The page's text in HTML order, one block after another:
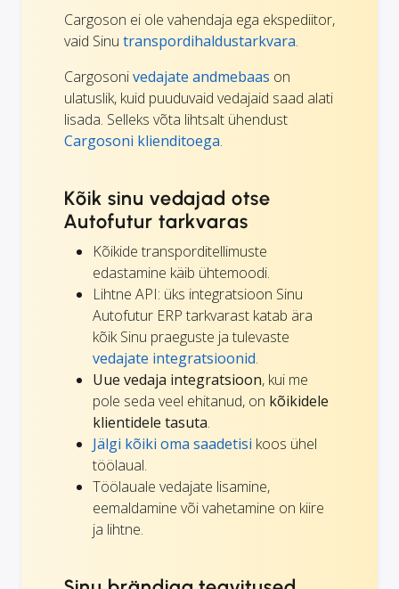
Cargoson ei ole vahendaja ega ekspediitor,
vaid Sinu transpordihaldustarkvara.
Cargosonivedajate andmebaas on
ulatuslik, kuid puuduvaid vedajaid saad alati
lisada. Selleks võta lihtsalt ühendust
Cargosoni klienditoega.
Kõik sinu vedajad otse
Autofutur tarkvaras
Kõikide transporditellimuste
edastamine käib ühtemoodi.
Lihtne API: üks integratsioon Sinu
Autofutur ERP tarkvarast katab ära
kõik Sinu praeguste ja tulevaste
vedajate integratsioonid.
Uue vedaja integratsioon, kui me
pole seda veel ehitanud, on kõikidele
klientidele tasuta.
Jälgi kõiki oma saadetisi koos ühel
töölaual.
Töölauale vedajate lisamine,
eemaldamine või vahetamine on kiire
ja lihtne.